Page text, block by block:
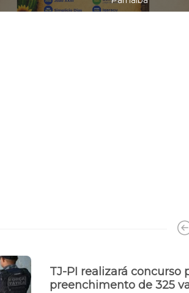
TJ-PI realizará concurso
preenchimento de 325